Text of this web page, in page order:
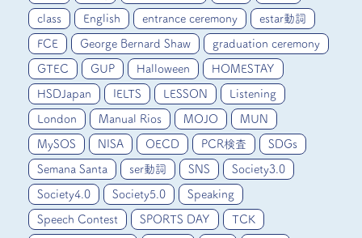
class English entrance ceremony estar動詞
FCE George Bernard Shaw graduation ceremony
GTEC GUP Halloween HOMESTAY
HSDJapan IELTS LESSON Listening
London Manual Rios MOJO MUN
MySOS NISA OECD PCR検査 SDGs
Semana Santa ser動詞 SNS Society3.0
Society4.0 Society5.0 Speaking
Speech Contest SPORTS DAY TCK